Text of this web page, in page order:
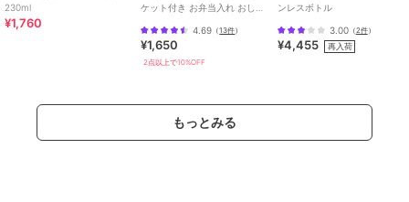
230ml
¥1,760
ケット付き お弁当入れ おしゃ
ース
4.69 （13件）
¥1,650
2点以上で10%OFF
ンレスボトル
3.00（2件）
¥4,455 再入荷
もっとみる